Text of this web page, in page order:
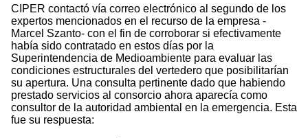
CIPER contactó vía correo electrónico al segundo de los
expertos mencionados en el recurso de la empresa -
Marcel Szanto- con el fin de corroborar si efectivamente
había sido contratado en estos días por la
Superintendencia de Medioambiente para evaluar las
condiciones estructurales del vertedero que posibilitarían
su apertura. Una consulta pertinente dado que habiendo
prestado servicios al consorcio ahora aparecía como
consultor de la autoridad ambiental en la emergencia. Esta
fue su respuesta: